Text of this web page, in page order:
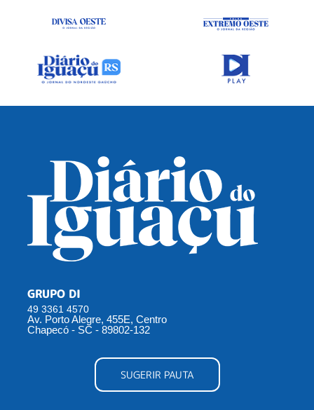
GRUPO DI
49 3361 4570
Av. Porto Alegre, 455E, Centro
Chapecó - SC - 89802-132
SUGERIR PAUTA